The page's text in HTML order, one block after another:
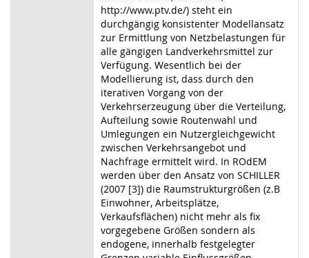
http://www.ptv.de/) steht ein
durchgängig konsistenter Modellansatz
zur Ermittlung von Netzbelastungen für
alle gängigen Landverkehrsmittel zur
Verfügung. Wesentlich bei der
Modellierung ist, dass durch den
iterativen Vorgang von der
Verkehrserzeugung über die Verteilung,
Aufteilung sowie Routenwahl und
Umlegungen ein Nutzergleichgewicht
zwischen Verkehrsangebot und
Nachfrage ermittelt wird. In ROdEM
werden über den Ansatz von SCHILLER
(2007 [3]) die Raumstrukturgrößen (z.B
Einwohner, Arbeitsplätze,
Verkaufsflächen) nicht mehr als fix
vorgegebene Größen sondern als
endogene, innerhalb festgelegter